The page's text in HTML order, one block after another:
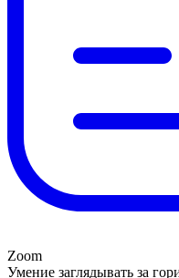
Zoom
Умение заглядывать за